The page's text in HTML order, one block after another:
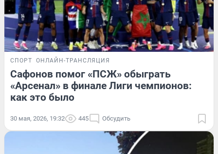
СПОРТ ОНЛАЙН-ТРАНСЛЯЦИЯ
Сафонов помог «ПСЖ» обыграть
«Арсенал» в финале Лиги чемпионов:
как это было
30 мая, 2026, 19:32 445 Обсудить